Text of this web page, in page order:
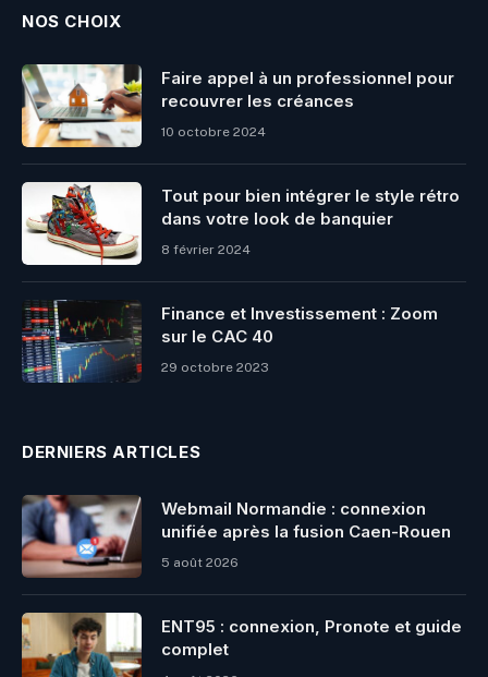
NOS CHOIX
Faire appel à un professionnel pour
recouvrer les créances
10 octobre 2024
Tout pour bien intégrer le style rétro
dans votre look de banquier
8 février 2024
Finance et Investissement : Zoom
sur le CAC 40
29 octobre 2023
DERNIERS ARTICLES
Webmail Normandie : connexion
unifiée après la fusion Caen-Rouen
5 août 2026
ENT95 : connexion, Pronote et guide
complet